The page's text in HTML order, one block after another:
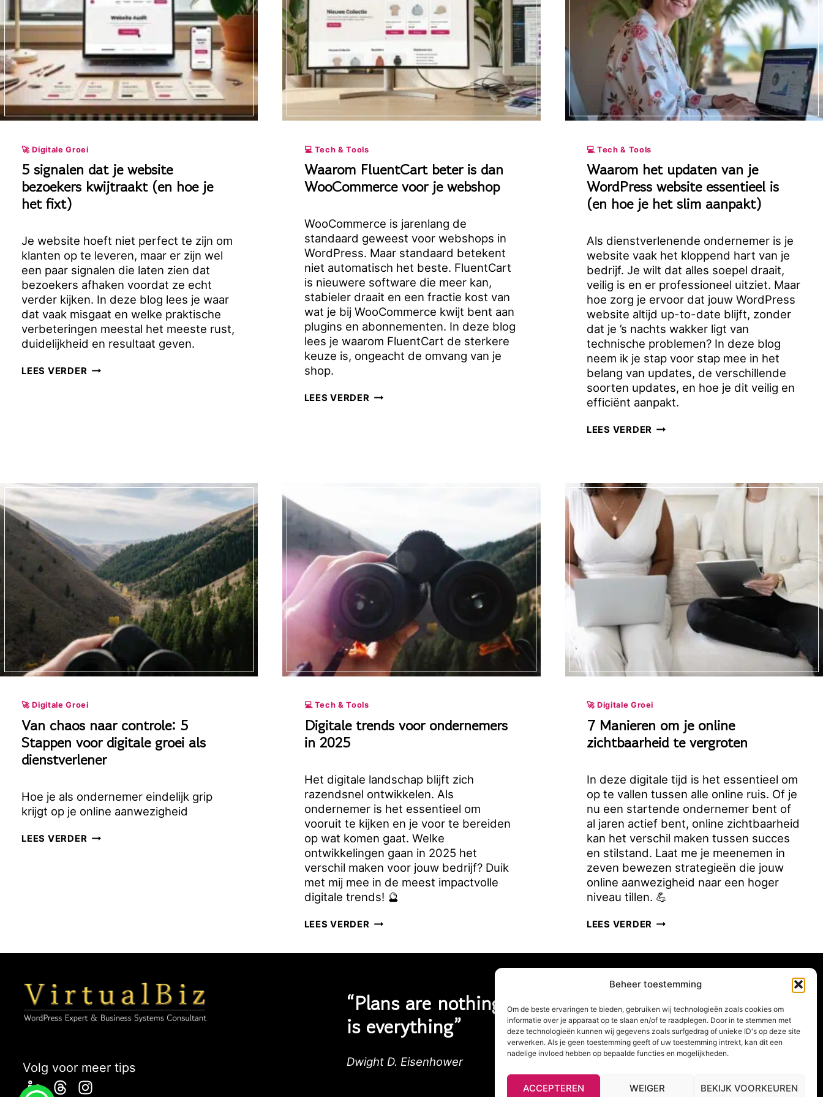
Beheer toestemming
Om de beste ervaringen te bieden, gebruiken wij technologieën zoals cookies om
informatie over je apparaat op te slaan en/of te raadplegen. Door in te stemmen met
deze technologieën kunnen wij gegevens zoals surfgedrag of unieke ID's op deze site
verwerken. Als je geen toestemming geeft of uw toestemming intrekt, kan dit een
nadelige invloed hebben op bepaalde functies en mogelijkheden.
ACCEPTEREN WEIGER BEKIJK VOORKEUREN
🚀 Digitale Groei
5 signalen dat je website
bezoekers kwijtraakt (en hoe je
het fixt)
Je website hoeft niet perfect te zijn om
klanten op te leveren, maar er zijn wel
een paar signalen die laten zien dat
bezoekers afhaken voordat ze echt
verder kijken. In deze blog lees je waar
dat vaak misgaat en welke praktische
verbeteringen meestal het meeste rust,
duidelijkheid en resultaat geven.
LEES VERDER 5
HOE
HET
💻 Tech & Tools
Waarom FluentCart beter is dan
WooCommerce voor je webshop
WooCommerce is jarenlang de
standaard geweest voor webshops in
WordPress. Maar standaard betekent
niet automatisch het beste. FluentCart
is nieuwere software die meer kan,
stabieler draait en een fractie kost van
wat je bij WooCommerce kwijt bent aan
plugins en abonnementen. In deze blog
lees je waarom FluentCart de sterkere
keuze is, ongeacht de omvang van je
shop.
LEES VERDER WAAROM
💻 Tech & Tools
Waarom het updaten van je
WordPress website essentieel is
(en hoe je het slim aanpakt)
Als dienstverlenende ondernemer is je
website vaak het kloppend hart van je
bedrijf. Je wilt dat alles soepel draait,
veilig is en er professioneel uitziet. Maar
hoe zorg je ervoor dat jouw WordPress
website altijd up-to-date blijft, zonder
dat je ’s nachts wakker ligt van
technische problemen? In deze blog
neem ik je stap voor stap mee in het
belang van updates, de verschillende
soorten updates, en hoe je dit veilig en
efficiënt aanpakt.
LEES VERDER WAAROM
JE
WORDPRESS
WEBSITE
ESSENTIEEL
IS
(EN
HOE
HET
AANPAKT)
🚀 Digitale Groei
Van chaos naar controle: 5
Stappen voor digitale groei als
dienstverlener
Hoe je als ondernemer eindelijk grip
krijgt op je online aanwezigheid
LEES VERDER VAN
GROEI
DIENSTVERLENER
💻 Tech & Tools
Digitale trends voor ondernemers
in 2025
Het digitale landschap blijft zich
razendsnel ontwikkelen. Als
ondernemer is het essentieel om
vooruit te kijken en je voor te bereiden
op wat komen gaat. Welke
ontwikkelingen gaan in 2025 het
verschil maken voor jouw bedrijf? Duik
met mij mee in de meest impactvolle
digitale trends! 🔮
LEES VERDER DIGITALE
VOOR
2025
🚀 Digitale Groei
7 Manieren om je online
zichtbaarheid te vergroten
In deze digitale tijd is het essentieel om
op te vallen tussen alle online ruis. Of je
nu een startende ondernemer bent of
al jaren actief bent, online zichtbaarheid
kan het verschil maken tussen succes
en stilstand. Laat me je meenemen in
zeven bewezen strategieën die jouw
online aanwezigheid naar een hoger
niveau tillen. 💪
LEES VERDER 7
OM
JE
ONLINE
TE
VERGROTEN
Volg voor meer tips
“Plans are nothing, planning
is everything”
Dwight D. Eisenhower
KENNISMAKING
NIEUWSBRIEF